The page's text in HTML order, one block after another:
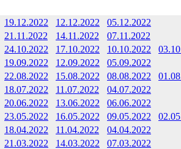
19.12.2022 12.12.2022
05.12.2022
21.11.2022 14.11.2022
07.11.2022
24.10.2022 17.10.2022 10.10.2022
19.09.2022 12.09.2022
05.09.2022
22.08.2022 15.08.2022 08.08.2022
18.07.2022 11.07.2022
04.07.2022
20.06.2022 13.06.2022
06.06.2022
23.05.2022 16.05.2022 09.05.2022
18.04.2022 11.04.2022
04.04.2022
21.03.2022 14.03.2022
07.03.2022